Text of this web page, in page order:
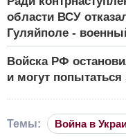
области ВСУ
Гуляйполе -
Войска РФ
и могут попытаться
Темы: Война в